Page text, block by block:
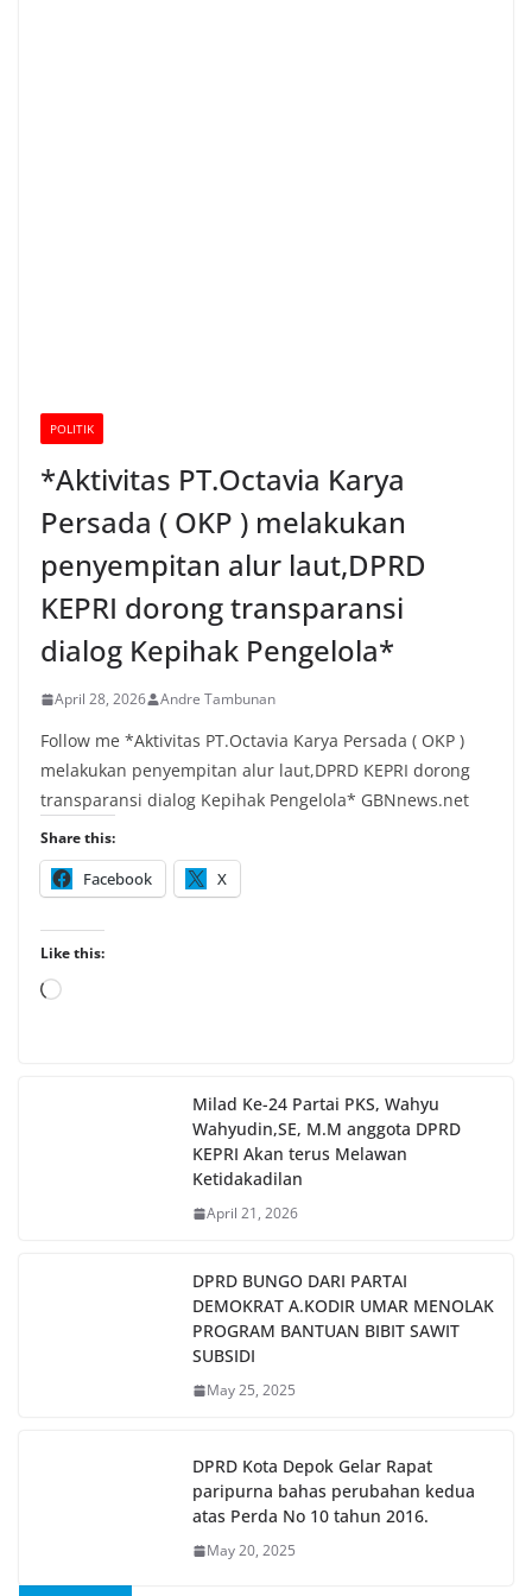
POLITIK
*Aktivitas PT.Octavia Karya
Persada ( OKP ) melakukan
penyempitan alur laut,DPRD
KEPRI dorong transparansi
dialog Kepihak Pengelola*
April 28, 2026 Andre Tambunan
Follow me *Aktivitas PT.Octavia Karya Persada ( OKP )
melakukan penyempitan alur laut,DPRD KEPRI dorong
transparansi dialog Kepihak Pengelola* GBNnews.net
Share this:
Facebook X
Like this:
Loading…
Milad Ke-24 Partai PKS, Wahyu
Wahyudin,SE, M.M anggota DPRD
KEPRI Akan terus Melawan
Ketidakadilan
April 21, 2026
DPRD BUNGO DARI PARTAI
DEMOKRAT A.KODIR UMAR MENOLAK
PROGRAM BANTUAN BIBIT SAWIT
SUBSIDI
May 25, 2025
DPRD Kota Depok Gelar Rapat
paripurna bahas perubahan kedua
atas Perda No 10 tahun 2016.
May 20, 2025